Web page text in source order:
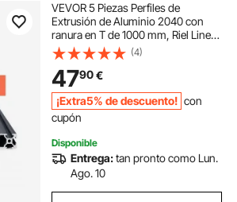
VEVOR 5 Piezas Perfiles de
Extrusión de Aluminio 2040 con
ranura en T de 1000 mm, Riel Lineal
Anodizado de Alta Resistencia para
Impresora 3D, Máquina CNC (DIY),
Grabado Láser, Color Negro
(4)
4790€
¡Extra5% de descuento! con
cupón
Disponible
Entrega:tan pronto como Lun.
Ago. 10